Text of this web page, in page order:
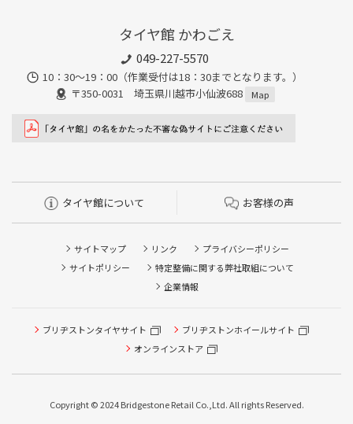
タイヤ館 かわごえ
049-227-5570
10：30～19：00（作業受付は18：30までとなります。）
〒350-0031 埼玉県川越市小仙波688
Map
タイヤ館について お客様の声
サイトマップ リンク
プライバシーポリシー
サイトポリシー
特定整備に関する弊社取組について
企業情報
ブリヂストンタイヤサイト
ブリヂストンホイールサイト
オンラインストア
Copyright © 2024 Bridgestone Retail Co.,Ltd. All rights Reserved.
タイヤ点検・安全点検/タイヤ履き替え/オイル交換/その他
ピット作業の予約
本日のタイヤ履き替え順番待ち予約 ※クローク契約会員の